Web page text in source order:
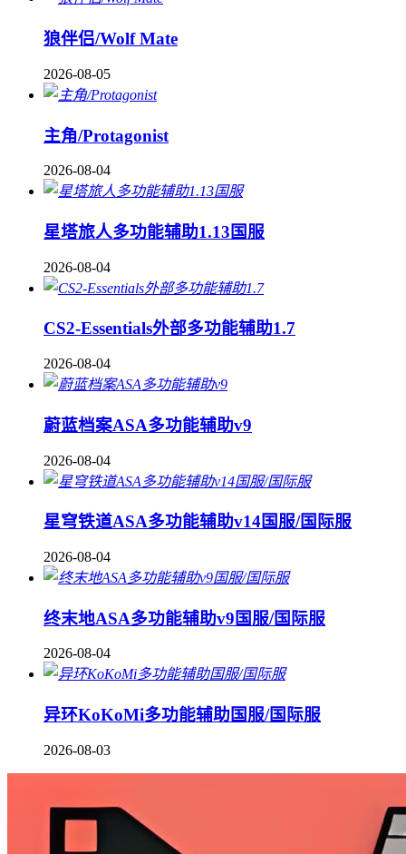
狼伴侣/Wolf Mate
2026-08-05
主角/Protagonist
2026-08-04
星塔旅人多功能辅助1.13国服
2026-08-04
CS2-Essentials外部多功能辅助1.7
2026-08-04
蔚蓝档案ASA多功能辅助v9
2026-08-04
星穹铁道ASA多功能辅助v14国服/国际服
2026-08-04
终末地ASA多功能辅助v9国服/国际服
2026-08-04
异环KoKoMi多功能辅助国服/国际服
2026-08-03